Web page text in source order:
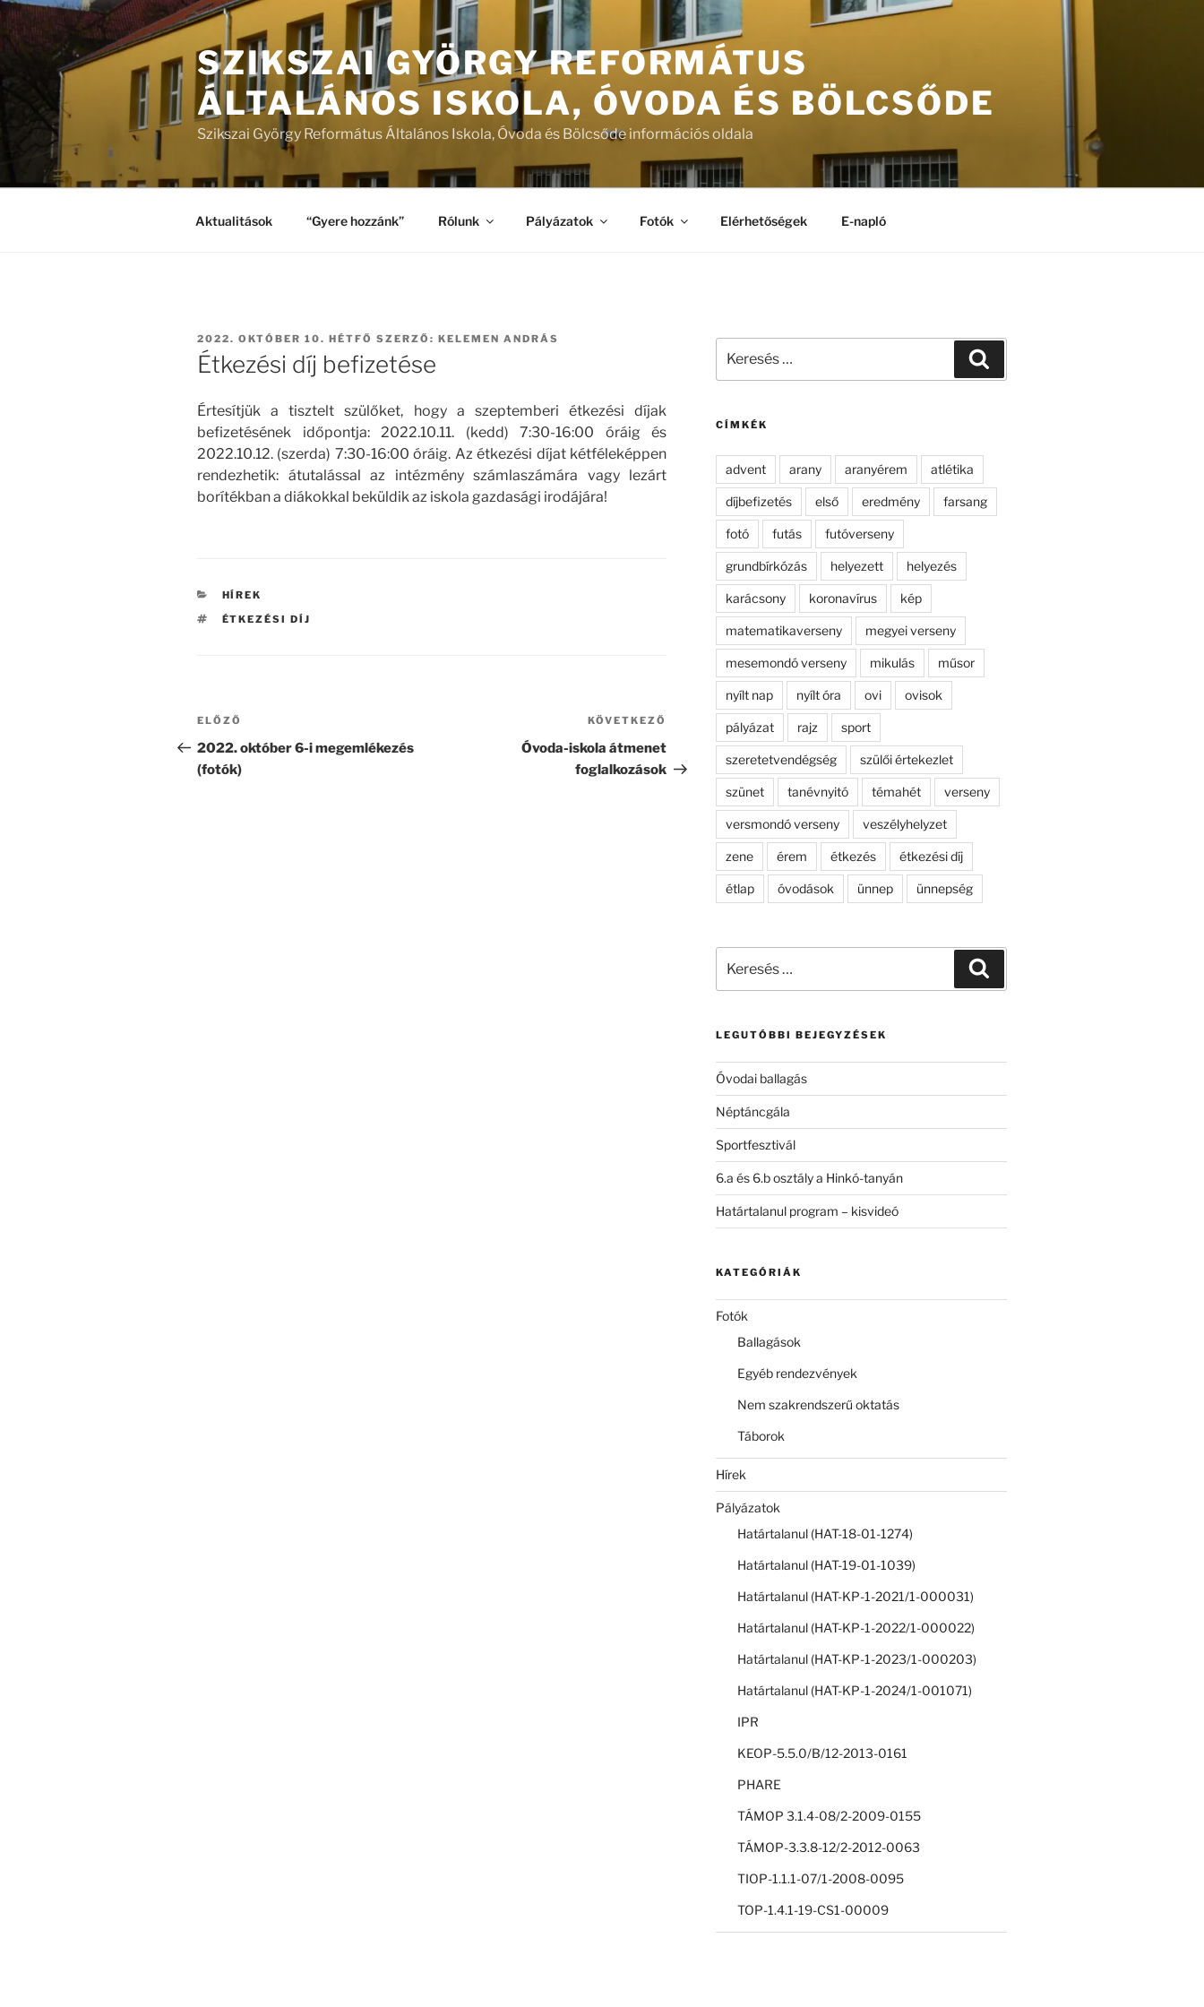
Tartalomhoz
SZIKSZAI GYÖRGY REFORMÁTUS
ÁLTALÁNOS ISKOLA, ÓVODA ÉS BÖLCSŐDE
Szikszai György Református Általános Iskola, Óvoda és Bölcsőde információs oldala
Aktualitások “Gyere hozzánk” Rólunk Pályázatok Fotók Elérhetőségek E-napló
BEKÜLDVE:
2022. OKTÓBER 10. HÉTFŐ SZERZŐ: KELEMEN ANDRÁS
Étkezési díj befizetése
Értesítjük a tisztelt szülőket, hogy a szeptemberi étkezési díjak
befizetésének időpontja: 2022.10.11. (kedd) 7:30-16:00 óráig és
2022.10.12. (szerda) 7:30-16:00 óráig. Az étkezési díjat kétféleképpen
rendezhetik: átutalással az intézmény számlaszámára vagy lezárt
borítékban a diákokkal beküldik az iskola gazdasági irodájára!
KATEGÓRIÁK
HÍREK
CÍMKÉK
ÉTKEZÉSI DÍJ
Bejegyzés
navigáció
Korábbi
bejegyzés
ELŐZŐ
2022. október 6-i megemlékezés
(fotók)
Következő
bejegyzés
KÖVETKEZŐ
Óvoda-iskola átmenet
foglalkozások
következő
CÍMKÉK
advent arany aranyérem atlétika
díjbefizetés első eredmény farsang
fotó futás futóverseny
grundbírkózás helyezett helyezés
karácsony koronavírus kép
matematikaverseny megyei verseny
mesemondó verseny mikulás műsor
nyílt nap nyílt óra ovi ovisok
pályázat rajz sport
szeretetvendégség szülői értekezlet
szünet tanévnyitó témahét verseny
versmondó verseny veszélyhelyzet
zene érem étkezés étkezési díj
étlap óvodások ünnep ünnepség
következő
LEGUTÓBBI BEJEGYZÉSEK
Óvodai ballagás
Néptáncgála
Sportfesztivál
6.a és 6.b osztály a Hinkó-tanyán
Határtalanul program – kisvideó
KATEGÓRIÁK
Fotók
Ballagások
Egyéb rendezvények
Nem szakrendszerű oktatás
Táborok
Hírek
Pályázatok
Határtalanul (HAT-18-01-1274)
Határtalanul (HAT-19-01-1039)
Határtalanul (HAT-KP-1-2021/1-000031)
Határtalanul (HAT-KP-1-2022/1-000022)
Határtalanul (HAT-KP-1-2023/1-000203)
Határtalanul (HAT-KP-1-2024/1-001071)
IPR
KEOP-5.5.0/B/12-2013-0161
PHARE
TÁMOP 3.1.4-08/2-2009-0155
TÁMOP-3.3.8-12/2-2012-0063
TIOP-1.1.1-07/1-2008-0095
TOP-1.4.1-19-CS1-00009